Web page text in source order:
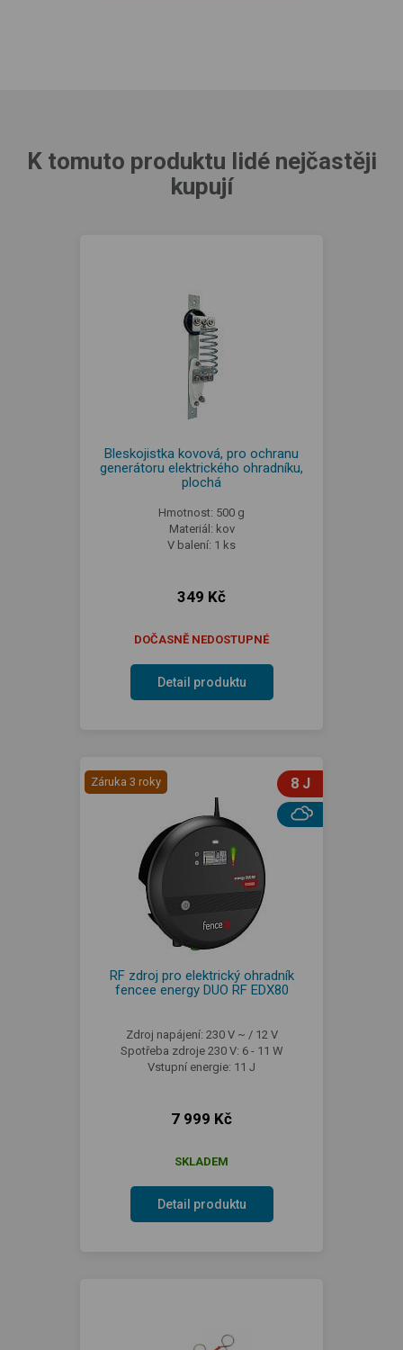
K tomuto produktu lidé nejčastěji
kupují
Bleskojistka kovová, pro ochranu
generátoru elektrického ohradníku,
plochá
Hmotnost: 500 g
Materiál: kov
V balení: 1 ks
349 Kč
DOČASNĚ NEDOSTUPNÉ
Detail produktu
Záruka 3 roky 8 J
RF zdroj pro elektrický ohradník
fencee energy DUO RF EDX80
Zdroj napájení: 230 V ~ / 12 V
Spotřeba zdroje 230 V: 6 - 11 W
Vstupní energie: 11 J
7 999 Kč
SKLADEM
Detail produktu